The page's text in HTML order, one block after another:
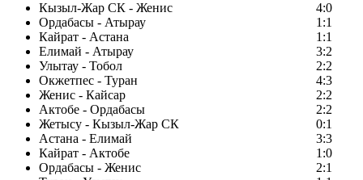
Кызыл-Жар СК - Женис
4:0
Ордабасы - Атырау
1:1
Кайрат - Астана
1:1
Елимай - Атырау
3:2
Улытау - Тобол
2:2
Окжетпес - Туран
4:3
Женис - Кайсар
2:2
Актобе - Ордабасы
2:2
Жетысу - Кызыл-Жар СК
0:1
Астана - Елимай
3:3
Кайрат - Актобе
1:0
Ордабасы - Женис
2:1